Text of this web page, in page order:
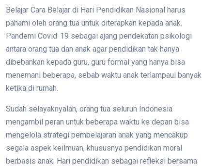
Belajar Cara Belajar di Hari Pendidikan Nasional harus
pahami oleh orang tua untuk diterapkan kepada anak.
Pandemi Covid-19 sebagai ajang pendekatan psikologi
antara orang tua dan anak agar pendidikan tak hanya
dibebankan kepada guru, guru formal yang hanya bisa
menemani beberapa, sebab waktu anak terlampaui banyak
ketika di rumah.
Sudah selayaknyalah, orang tua seluruh Indonesia
mengambil peran untuk beberapa waktu ke depan bisa
mengelola strategi pembelajaran anak yang mencakup
segala aspek keilmuan, khususnya pendidikan moral
berbasis anak. Hari pendidikan sebagai refleksi bersama